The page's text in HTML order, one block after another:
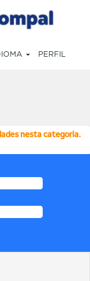
PERFIL
nesta categoria.